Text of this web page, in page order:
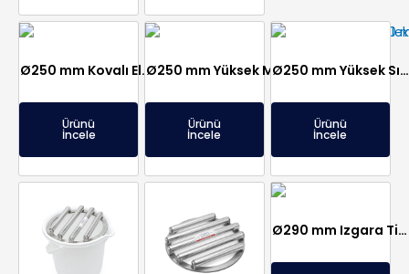
Ø250 mm Kovalı Elek Mıknatıs – Şeker, Tuz, Un Fabrikalarına
Ürünü
İncele
Ø250 mm Yüksek Manyetik Alan Elek Mıknatıs – 13500 Gauss
Ürünü
İncele
Ø250 mm Yüksek Sıcaklığa Dayanıklı Neodyum Manyetik Elek Mıknatıs – 150°C
Ürünü
İncele
Ø290 mm Izgara Tipi Mıknatıs Elek